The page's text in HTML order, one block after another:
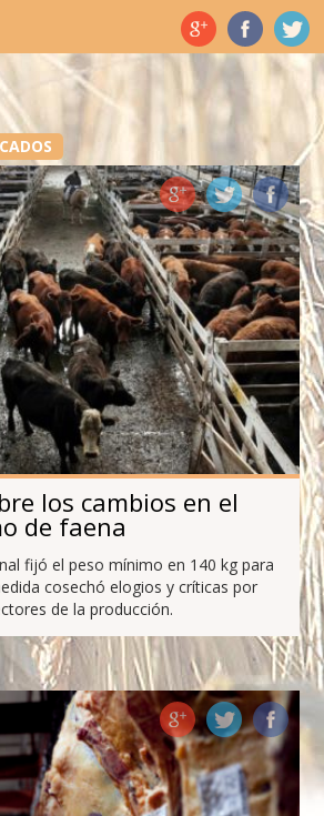
los cambios en el
de faena
fijó el peso mínimo en 140 kg para
cosechó elogios y críticas por
de la producción.